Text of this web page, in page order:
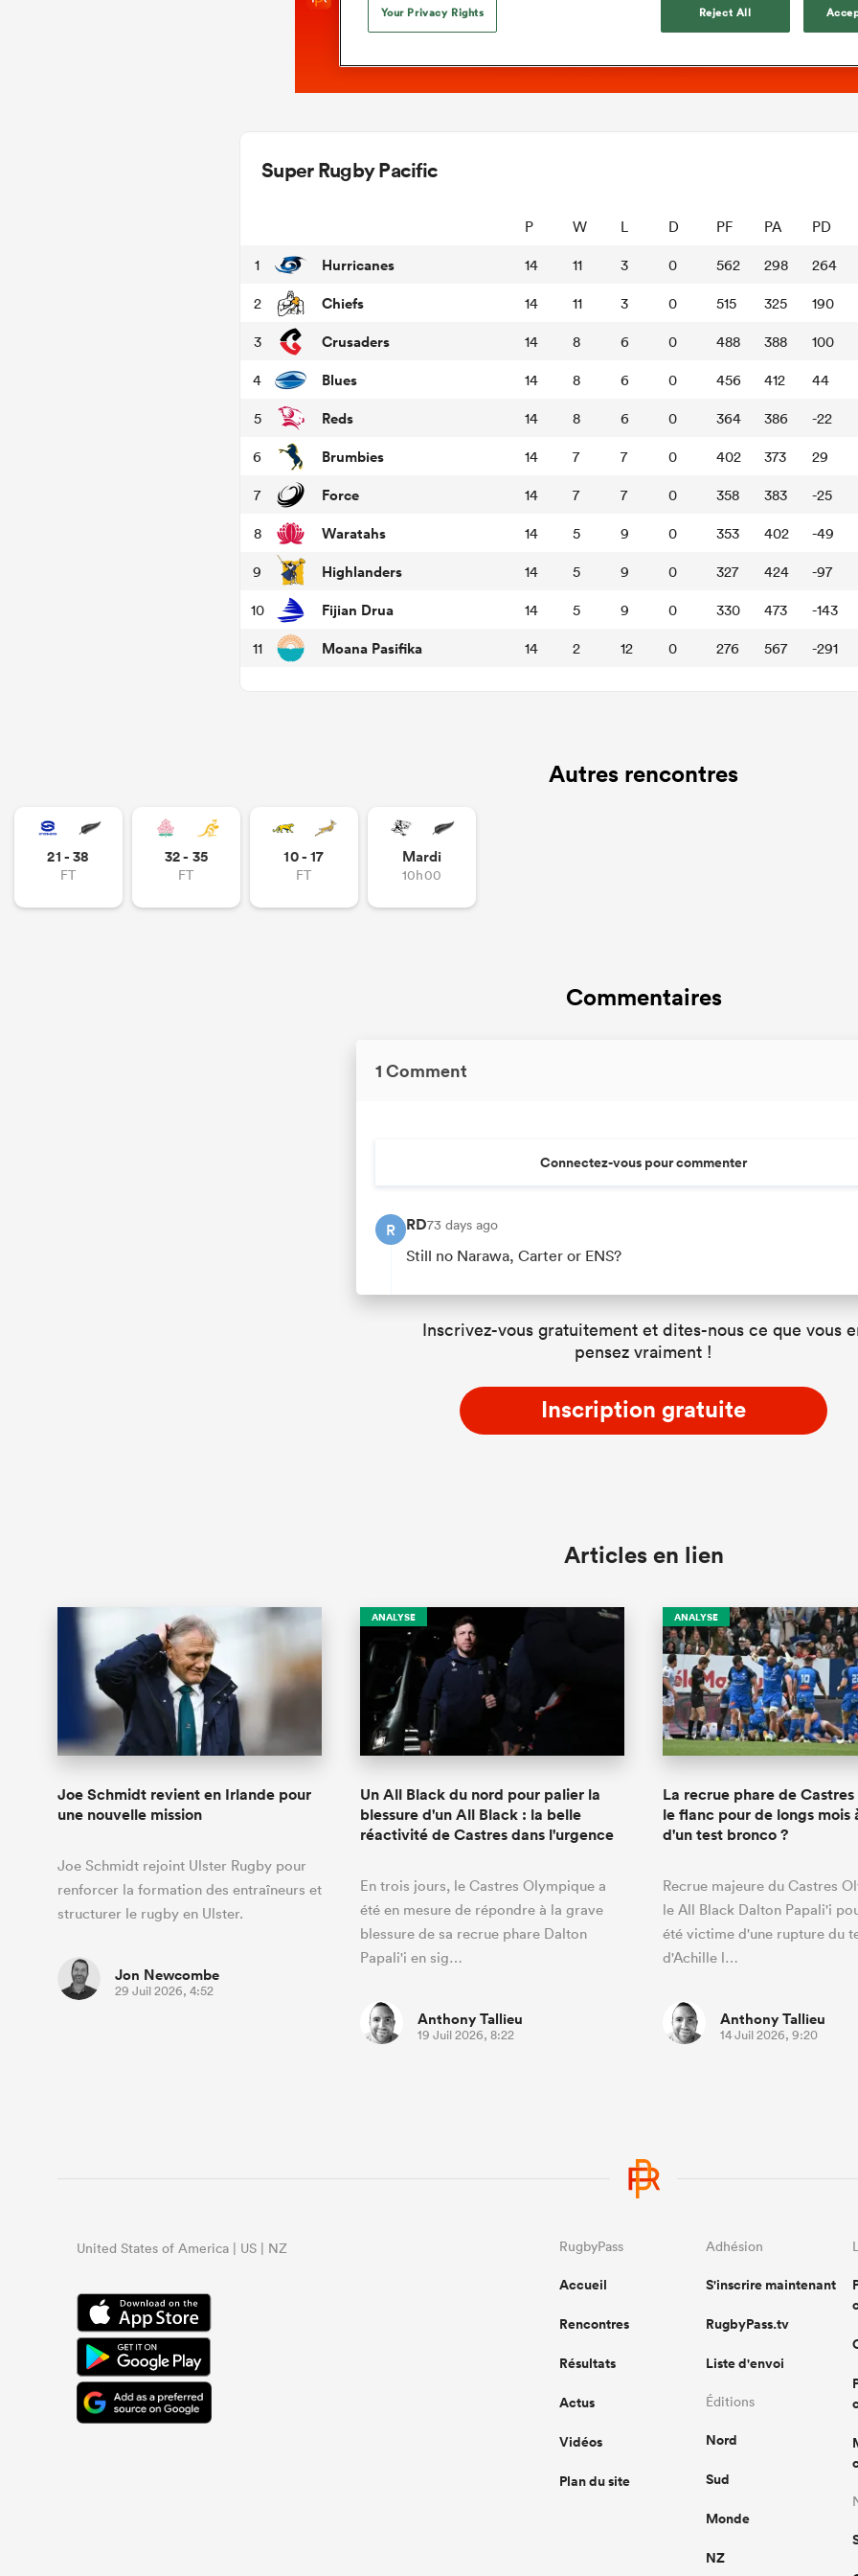
Super Rugby Pacific
P W L D PF PA PD
1 Hurricanes 14 11 3 0 562 298 264
2 Chiefs 14 11 3 0 515 325 190
3 Crusaders 14 8 6 0 488 388 100
4 Blues 14 8 6 0 456 412 44
5 Reds 14 8 6 0 364 386 -22
6 Brumbies 14 7 7 0 402 373 29
7 Force 14 7 7 0 358 383 -25
8 Waratahs 14 5 9 0 353 402 -49
9 Highlanders 14 5 9 0 327 424 -97
10 Fijian Drua 14 5 9 0 330 473 -143
11 Moana Pasifika 14 2 12 0 276 567 -291
Autres rencontres
21 - 38
FT
32 - 35
FT
10 - 17
FT
Mardi
10h00
Commentaires
1 Comment
Connectez-vous pour commenter
R RD73 days ago
Still no Narawa, Carter or ENS?
Inscrivez-vous gratuitement et dites-nous ce que vous
pensez vraiment !
Inscription gratuite
Articles en lien
Joe Schmidt revient en Irlande pour
une nouvelle mission
Joe Schmidt rejoint Ulster Rugby pour
renforcer la formation des entraîneurs et
structurer le rugby en Ulster.
Jon Newcombe
29 Juil 2026, 4:52
ANALYSE
Un All Black du nord pour palier la
blessure d'un All Black : la belle
réactivité de Castres dans l'urgence
En trois jours, le Castres Olympique a
été en mesure de répondre à la grave
blessure de sa recrue phare Dalton
Papali'i en sig…
Anthony Tallieu
19 Juil 2026, 8:22
ANALYSE
La recrue phare de
le flanc pour de longs mois
d'un test bronco ?
Recrue majeure du Castres
le All Black Dalton Papali'i
été victime d'une rupture du
d'Achille l…
Anthony Tallieu
14 Juil 2026, 9:20
United States of America | US | NZ RugbyPass
Accueil
Rencontres
Résultats
Actus
Vidéos
Plan du site
Adhésion
S'inscrire maintenant
RugbyPass.tv
Liste d'envoi
Éditions
Nord
Sud
Monde
NZ
Your Privacy Rights Reject All